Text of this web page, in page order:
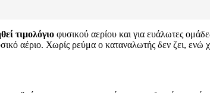
τιμολόγιο φυσικού αερίου και για ευάλωτες
αέριο. Χωρίς ρεύμα ο καταναλωτής δεν ζει, ενώ